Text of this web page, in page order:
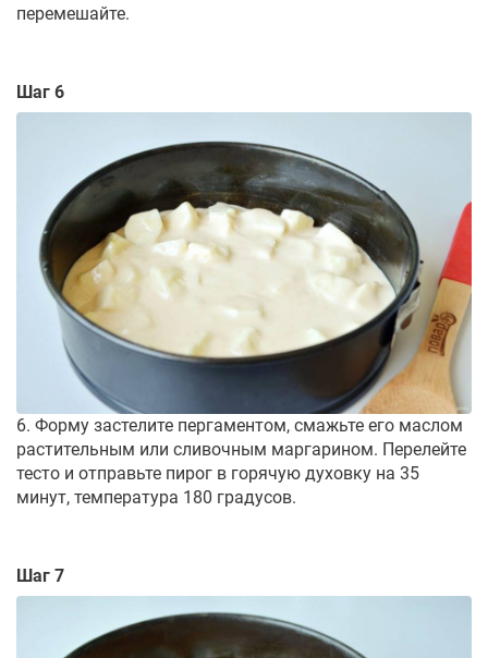
перемешайте.
Шаг 6
6. Форму застелите пергаментом, смажьте его маслом
растительным или сливочным маргарином. Перелейте
тесто и отправьте пирог в горячую духовку на 35
минут, температура 180 градусов.
Шаг 7